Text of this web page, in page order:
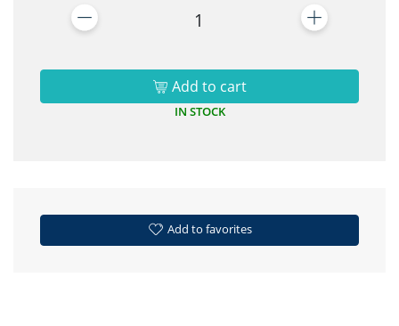
1
Add to cart
IN STOCK
Add to favorites